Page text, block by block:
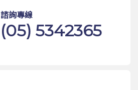
諮詢專線
(05) 5342365